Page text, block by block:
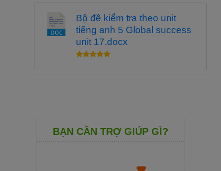
Bộ đề kiểm tra theo unit
tiếng anh 5 Global success
unit 17.docx
BẠN CẦN TRỢ GIÚP GÌ?